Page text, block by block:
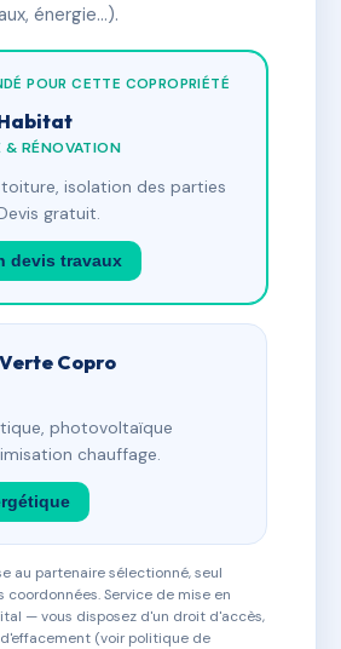
énergie…).
POUR CETTE COPROPRIÉTÉ
& RÉNOVATION
isolation des parties
gratuit.
devis travaux
Copro
photovoltaïque
chauffage.
au partenaire sélectionné, seul
Service de mise en
— vous disposez d'un droit d'accès,
(voir politique de